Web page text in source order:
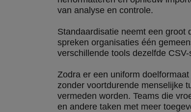
van analyse en controle.
Standaardisatie neemt een groot
spreken organisaties één
verschillende tools dezelfde
Zodra er een uniform
zonder voortdurende menselijke
vermeden worden. Teams die
en andere taken met meer